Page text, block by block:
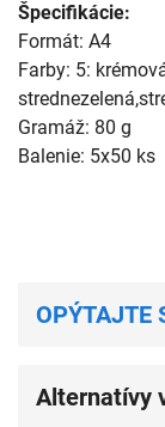
Špecifikácie:
Formát: A4
Farby: 5:
Gramáž: 80 g
Balenie: 5x50 ks
OPÝTAJTE
Alternatívy